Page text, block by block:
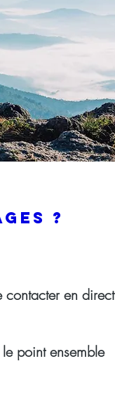
?
contacter en direct
point ensemble